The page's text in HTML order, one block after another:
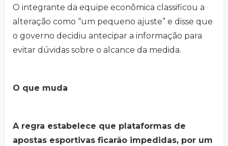
O integrante da equipe econômica classificou a
alteração como “um pequeno ajuste” e disse que
o governo decidiu antecipar a informação para
evitar dúvidas sobre o alcance da medida.
O que muda
A regra estabelece que plataformas de
apostas esportivas ficarão impedidas, por um